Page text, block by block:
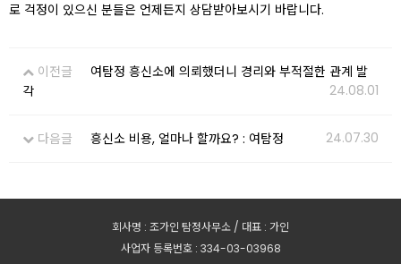
로 걱정이 있으신 분들은 언제든지 상담받아보시기 바랍니다.
이전글
여탐정 흥신소에 의뢰했더니 경리와 부적절한 관계 발
각
24.08.01
다음글 흥신소 비용, 얼마나 할까요? : 여탐정 24.07.30
회사명 : 조가인 탐정사무소 / 대표 : 가인
사업자 등록번호 : 334-03-03968